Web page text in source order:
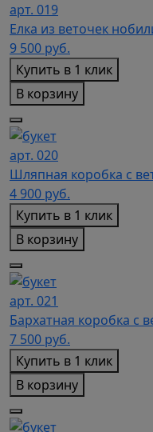
арт. 019
Елка из веточек
9 500 руб.
Купить в 1 клик
В корзину
арт. 020
Шляпная коробка с
4 900 руб.
Купить в 1 клик
В корзину
арт. 021
Бархатная коробка с
7 500 руб.
Купить в 1 клик
В корзину